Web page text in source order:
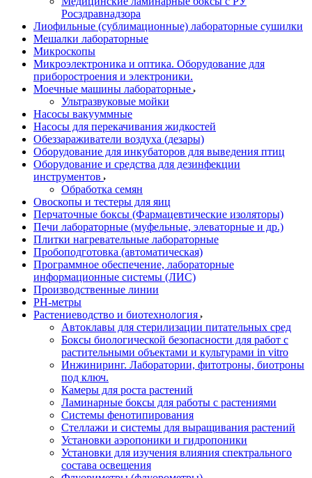
Росздравнадзора
Лиофильные (сублимационные) лабораторные сушилки
Мешалки лабораторные
Микроскопы
Микроэлектроника и оптика. Оборудование для
приборостроения и электроники.
Моечные машины лабораторные
Ультразвуковые мойки
Насосы вакууммные
Насосы для перекачивания жидкостей
Обеззараживатели воздуха (дезары)
Оборудование для инкубаторов для выведения птиц
Оборудование и средства для дезинфекции
инструментов
Обработка семян
Овоскопы и тестеры для яиц
Перчаточные боксы (Фармацевтические изоляторы)
Печи лабораторные (муфельные, элеваторные и др.)
Плитки нагревательные лабораторные
Пробоподготовка (автоматическая)
Программное обеспечение, лабораторные
информационные системы (ЛИС)
Производственные линии
РH-метры
Растениеводство и биотехнология
Автоклавы для стерилизации питательных сред
Боксы биологической безопасности для работ с
растительными объектами и культурами in vitro
Инжиниринг. Лаборатории, фитотроны, биотроны
под ключ.
Камеры для роста растений
Ламинарные боксы для работы с растениями
Системы фенотипирования
Стеллажи и системы для выращивания растений
Установки аэропоники и гидропоники
Установки для изучения влияния спектрального
состава освещения